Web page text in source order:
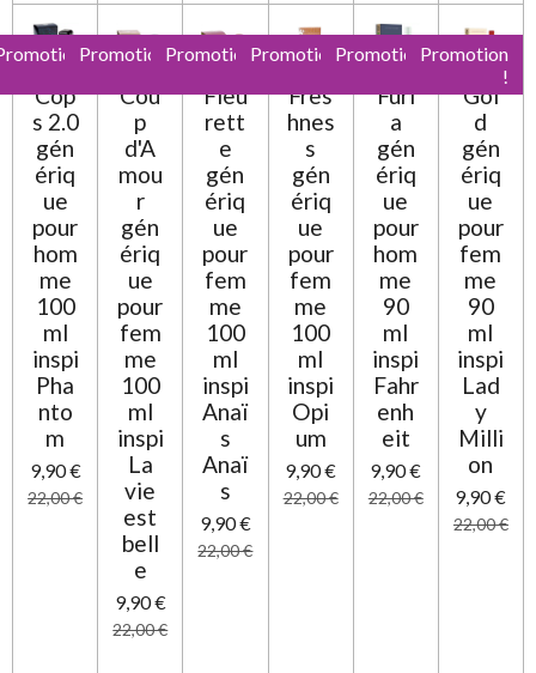
Cop
s 2.0
gén
ériq
ue
pour
hom
me
100
ml
inspi
Pha
nto
m
9,90 €
22,00 €
Promotion
Cou
p
d'A
mou
r
gén
ériq
ue
pour
fem
me
100
ml
inspi
La
vie
est
bell
e
9,90 €
22,00 €
Promotion
Fleu
rett
e
gén
ériq
ue
pour
fem
me
100
ml
inspi
Anaï
s
Anaï
s
9,90 €
22,00 €
Promotion
Fres
hnes
s
gén
ériq
ue
pour
fem
me
100
ml
inspi
Opi
um
9,90 €
22,00 €
Promotion
Furi
a
gén
ériq
ue
pour
hom
me
90
ml
inspi
Fahr
enh
eit
9,90 €
22,00 €
Promotion
!
Gol
d
gén
ériq
ue
pour
fem
me
90
ml
inspi
Lad
y
Milli
on
9,90 €
22,00 €